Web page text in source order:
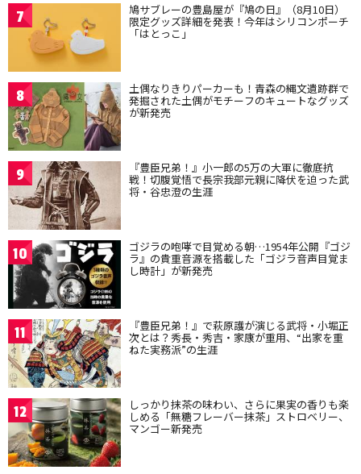
7 鳩サブレーの豊島屋が『鳩の日』（8月10日）
限定グッズ詳細を発表！今年はシリコンポーチ
「はとっこ」
8 土偶なりきりパーカーも！青森の縄文遺跡群で
発掘された土偶がモチーフのキュートなグッズ
が新発売
9 『豊臣兄弟！』小一郎の5万の大軍に徹底抗
戦！切腹覚悟で長宗我部元親に降伏を迫った武
将・谷忠澄の生涯
10 ゴジラの咆哮で目覚める朝…1954年公開『ゴジ
ラ』の貴重音源を搭載した「ゴジラ音声目覚ま
し時計」が新発売
11 『豊臣兄弟！』で萩原護が演じる武将・小堀正
次とは？秀長・秀吉・家康が重用、“出家を重
ねた実務派”の生涯
12 しっかり抹茶の味わい、さらに果実の香りも楽
しめる「無糖フレーバー抹茶」ストロベリー、
マンゴー新発売